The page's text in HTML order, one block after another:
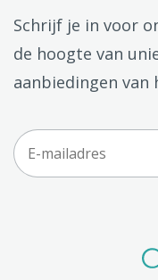
Schrijf je in voor
de hoogte van
aanbiedingen van